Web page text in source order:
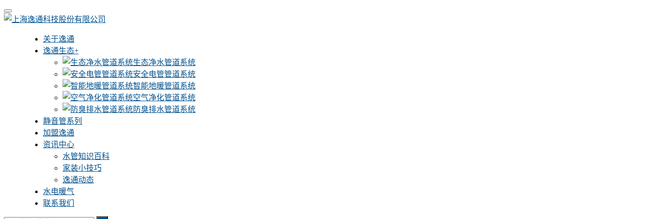
关于逸通
逸通生态+
生态净水管道系统
安全电管管道系统
智能地暖管道系统
空气净化管道系统
防臭排水管道系统
静音管系列
加盟逸通
资讯中心
水管知识百科
家装小技巧
逸通动态
水电暖气
联系我们